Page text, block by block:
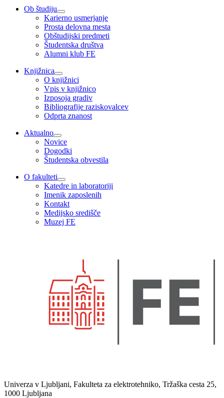
Ob študiju
Karierno usmerjanje
Prosta delovna mesta
Obštudijski predmeti
Študentska društva
Alumni klub FE
Knjižnica
O knjižnici
Vpis v knjižnico
Izposoja gradiv
Bibliografije raziskovalcev
Odprta znanost
Aktualno
Novice
Dogodki
Študentska obvestila
O fakulteti
Katedre in laboratoriji
Imenik zaposlenih
Kontakt
Medijsko središče
Muzej FE
Univerza v Ljubljani, Fakulteta za elektrotehniko, Tržaška cesta 25,
1000 Ljubljana